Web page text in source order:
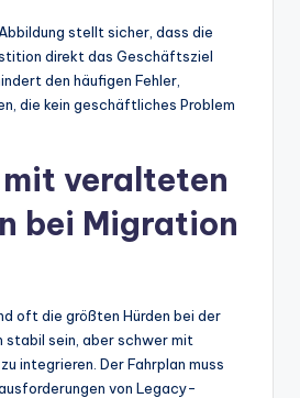
stellt sicher, dass die
direkt das Geschäftsziel
den häufigen Fehler,
die kein geschäftliches Problem
veralteten
bei Migration
oft die größten Hürden bei der
stabil sein, aber schwer mit
integrieren. Der Fahrplan muss
von Legacy-